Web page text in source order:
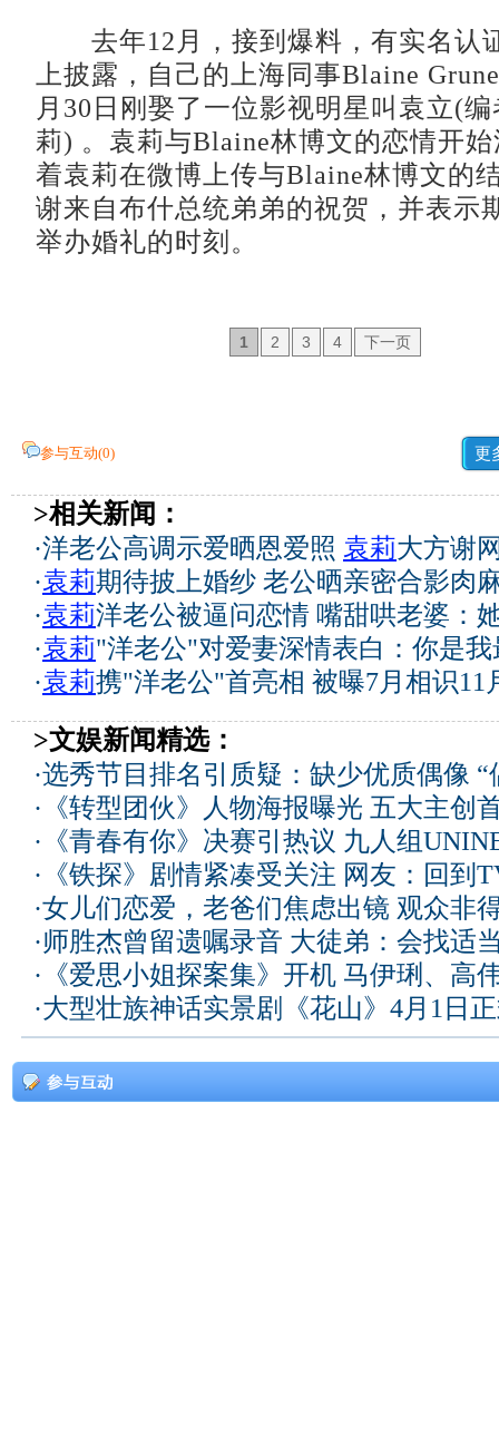
去年12月，接到爆料，有实名认
上披露，自己的上海同事Blaine
月30日刚娶了一位影视明星叫袁立(
莉) 。袁莉与Blaine林博文的恋情开
着袁莉在微博上传与Blaine林博文的
谢来自布什总统弟弟的祝贺，并表示
举办婚礼的时刻。
1 2 3 4 下一页
参与互动(0) 更
>相关新闻：
·洋老公高调示爱晒恩爱照 袁莉大方谢
·袁莉期待披上婚纱 老公晒亲密合影肉
·袁莉洋老公被逼问恋情 嘴甜哄老婆：
·袁莉"洋老公"对爱妻深情表白：你是
·袁莉携"洋老公"首亮相 被曝7月相识11
>文娱新闻精选：
·选秀节目排名引质疑：缺少优质偶像 “
· 《转型团伙》人物海报曝光 五大主创
· 《青春有你》决赛引热议 九人组
· 《铁探》剧情紧凑受关注 网友：回到
·女儿们恋爱，老爸们焦虑出镜 观众非
·师胜杰曾留遗嘱录音 大徒弟：会找适
· 《爱思小姐探案集》开机 马伊琍、高
·大型壮族神话实景剧《花山》4月1日